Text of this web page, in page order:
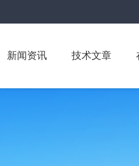
新闻资讯 技术文章